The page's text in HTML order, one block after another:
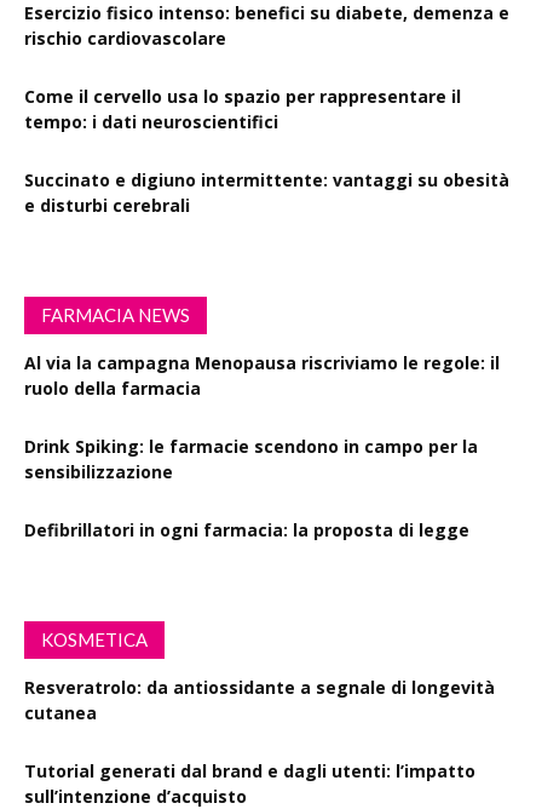
Esercizio fisico intenso: benefici su diabete, demenza e
rischio cardiovascolare
Come il cervello usa lo spazio per rappresentare il
tempo: i dati neuroscientifici
Succinato e digiuno intermittente: vantaggi su obesità
e disturbi cerebrali
FARMACIA NEWS
Al via la campagna Menopausa riscriviamo le regole: il
ruolo della farmacia
Drink Spiking: le farmacie scendono in campo per la
sensibilizzazione
Defibrillatori in ogni farmacia: la proposta di legge
KOSMETICA
Resveratrolo: da antiossidante a segnale di longevità
cutanea
Tutorial generati dal brand e dagli utenti: l’impatto
sull’intenzione d’acquisto